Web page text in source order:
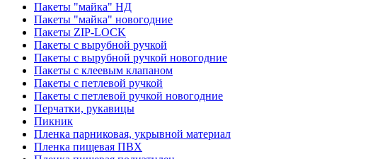
Пакеты "майка" НД
Пакеты "майка" новогодние
Пакеты ZIP-LOCK
Пакеты с вырубной ручкой
Пакеты с вырубной ручкой новогодние
Пакеты с клеевым клапаном
Пакеты с петлевой ручкой
Пакеты с петлевой ручкой новогодние
Перчатки, рукавицы
Пикник
Пленка парниковая, укрывной материал
Пленка пищевая ПВХ